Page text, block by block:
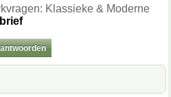
Klassieke & Moderne